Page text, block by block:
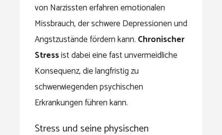
von Narzissten erfahren emotionalen
Missbrauch, der schwere Depressionen und
Angstzustände fördern kann. Chronischer
Stressist dabei eine fast unvermeidliche
Konsequenz, die langfristig zu
schwerwiegenden psychischen
Erkrankungen führen kann.
Stress und seine physischen